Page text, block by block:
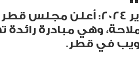
الدوحة، قطر، 28 فبراير
وهي مبادرة
في قطر.